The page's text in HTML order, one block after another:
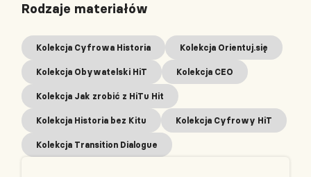
Rodzaje materiałów
Kolekcja Cyfrowa Historia Kolekcja Orientuj.się
Kolekcja Obywatelski HiT Kolekcja CEO
Kolekcja Jak zrobić z HiTu Hit
Kolekcja Historia bez Kitu Kolekcja Cyfrowy HiT
Kolekcja Transition Dialogue